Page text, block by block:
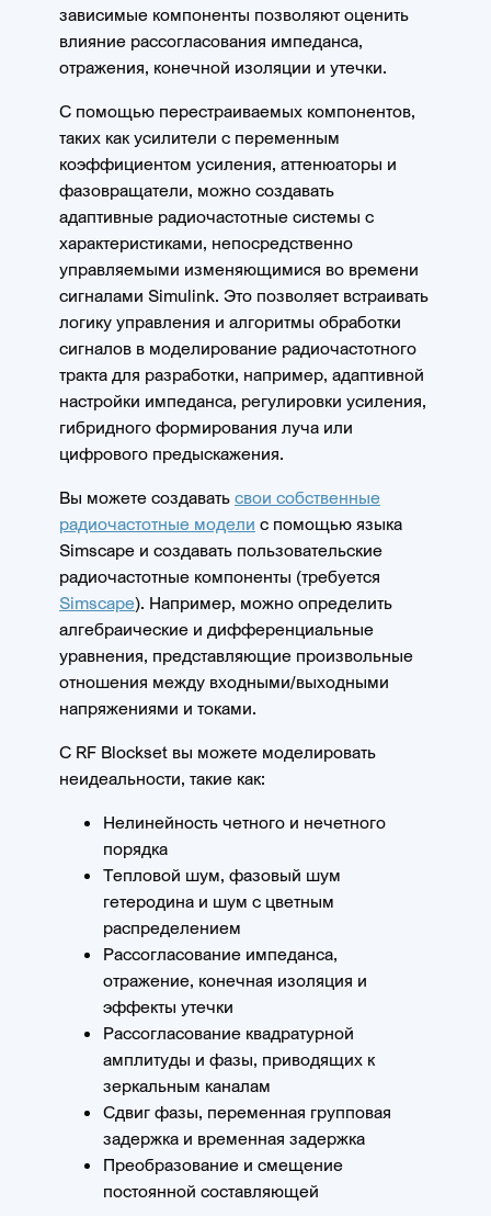
зависимые компоненты позволяют оценить
влияние рассогласования импеданса,
отражения, конечной изоляции и утечки.
С помощью перестраиваемых компонентов,
таких как усилители с переменным
коэффициентом усиления, аттенюаторы и
фазовращатели, можно создавать
адаптивные радиочастотные системы с
характеристиками, непосредственно
управляемыми изменяющимися во времени
сигналами Simulink. Это позволяет встраивать
логику управления и алгоритмы обработки
сигналов в моделирование радиочастотного
тракта для разработки, например, адаптивной
настройки импеданса, регулировки усиления,
гибридного формирования луча или
цифрового предыскажения.
Вы можете создавать свои собственные
радиочастотные модели с помощью языка
Simscape и создавать пользовательские
радиочастотные компоненты (требуется
Simscape). Например, можно определить
алгебраические и дифференциальные
уравнения, представляющие произвольные
отношения между входными/выходными
напряжениями и токами.
С RF Blockset вы можете моделировать
неидеальности, такие как:
Нелинейность четного и нечетного
порядка
Тепловой шум, фазовый шум
гетеродина и шум c цветным
распределением
Рассогласование импеданса,
отражение, конечная изоляция и
эффекты утечки
Рассогласование квадратурной
амплитуды и фазы, приводящих к
зеркальным каналам
Сдвиг фазы, переменная групповая
задержка и временная задержка
Преобразование и смещение
постоянной составляющей